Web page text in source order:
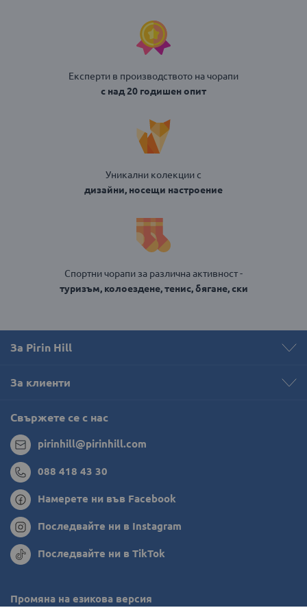
Експерти в производството на чорапи
с над 20 годишен опит
Уникални колекции с
дизайни, носещи настроение
Спортни чорапи за различна активност -
туризъм, колоездене, тенис, бягане, ски
За Pirin Hill
За клиенти
Свържете се с нас
pirinhill@pirinhill.com
088 418 43 30
Намерете ни във Facebook
Последвайте ни в Instagram
Последвайте ни в TikTok
Промяна на езикова версия